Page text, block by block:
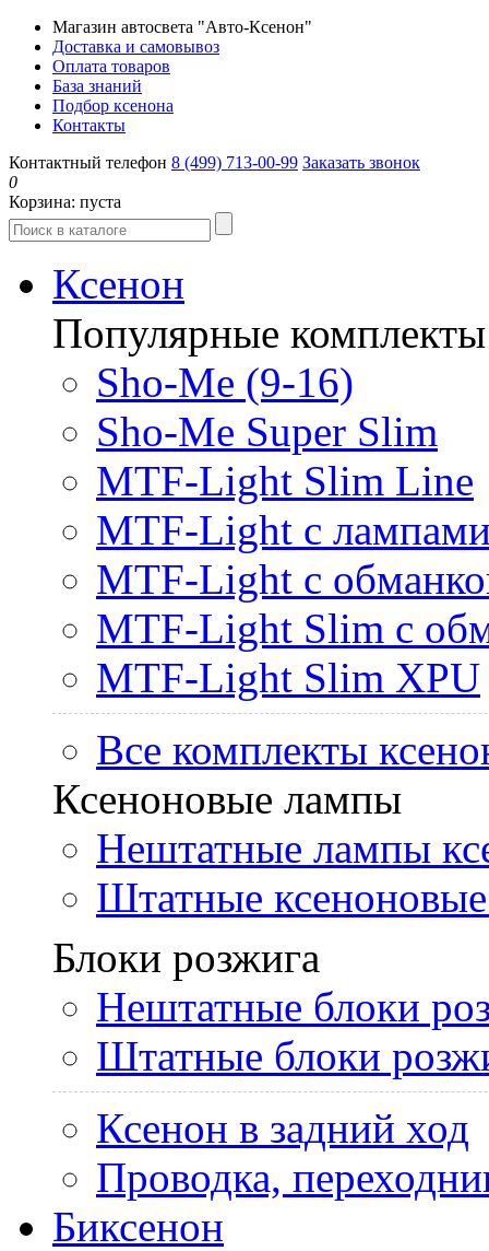
Магазин автосвета "Авто-Ксенон"
Доставка и самовывоз
Оплата товаров
База знаний
Подбор ксенона
Контакты
Контактный телефон 8 (499) 713-00-99 Заказать звонок
0
Корзина: пуста
Ксенон
Популярные комплекты
Sho-Me (9-16)
Sho-Me Super Slim
MTF-Light Slim Line
MTF-Light с
MTF-Light с
MTF-Light Slim с
MTF-Light Slim XPU
Все комплекты
Ксеноновые лампы
Нештатные лампы
Штатные
Блоки розжига
Нештатные блоки
Штатные блоки
Ксенон в задний ход
Проводка,
Биксенон